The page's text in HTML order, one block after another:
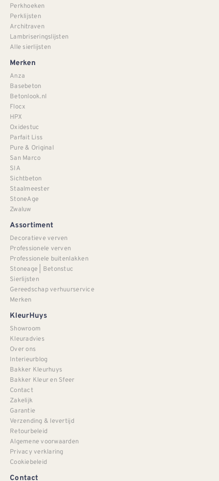
Perkhoeken
Perklijsten
Architraven
Lambriseringslijsten
Alle sierlijsten
Merken
Anza
Basebeton
Betonlook.nl
Flocx
HPX
Oxidestuc
Parfait Liss
Pure & Original
San Marco
SIA
Sichtbeton
Staalmeester
StoneAge
Zwaluw
Assortiment
Decoratieve verven
Professionele verven
Professionele buitenlakken
Stoneage | Betonstuc
Sierlijsten
Gereedschap verhuurservice
Merken
KleurHuys
Showroom
Kleuradvies
Over ons
Interieurblog
Bakker Kleurhuys
Bakker Kleur en Sfeer
Contact
Zakelijk
Garantie
Verzending & levertijd
Retourbeleid
Algemene voorwaarden
Privacy verklaring
Cookiebeleid
Contact